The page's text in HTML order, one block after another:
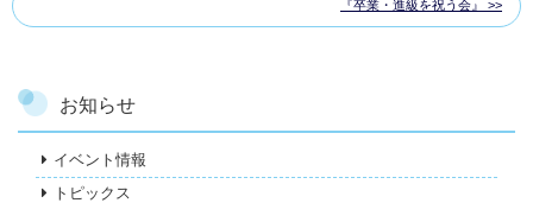
『卒業・進級を祝う会』
お知らせ
イベント情報
トピックス